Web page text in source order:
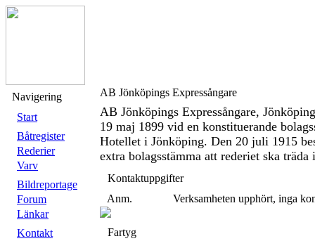
Navigering
Start
Båtregister
Rederier
Varv
Bildreportage
Forum
Länkar
Kontakt
AB Jönköpings Expressångare
AB Jönköpings Expressångare,
19 maj 1899 vid en konstituerande
Hotellet i Jönköping. Den 20 juli 1915
extra bolagsstämma att rederiet ska
Kontaktuppgifter
Anm.
Verksamheten upphört, inga
Fartyg